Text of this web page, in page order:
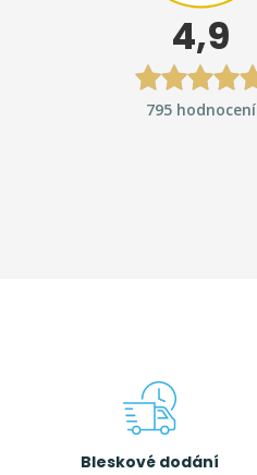
4,9
795 hodnocení
Bleskové dodání